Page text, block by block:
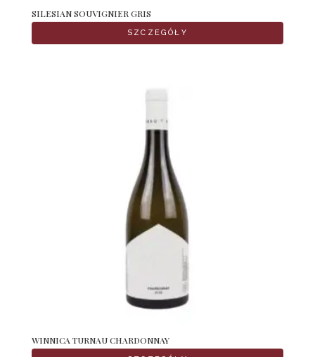
SILESIAN SOUVIGNIER GRIS
SZCZEGÓŁY
WINNICA TURNAU CHARDONNAY